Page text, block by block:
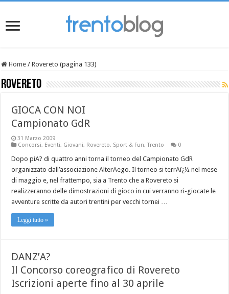
Home / Rovereto (pagina 133)
Rovereto
GIOCA CON NOI
Campionato GdR
31 Marzo 2009
Concorsi, Eventi, Giovani, Rovereto, Sport & Fun,Trento 0
Dopo piA? di quattro anni torna il torneo del Campionato GdR
organizzato dall’associazione AlterAego. Il torneo si terrAï¿½ nel mese
di maggio e, nel frattempo, sia a Trento che a Rovereto si
realizzeranno delle dimostrazioni di gioco in cui verranno ri-giocate le
avventure scritte da autori trentini per vecchi tornei …
Leggi tutto »
DANZ’A?
Il Concorso coreografico di Rovereto
Iscrizioni aperte fino al 30 aprile